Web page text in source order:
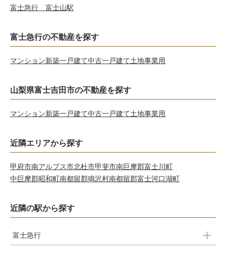
富士急行 富士山駅
富士急行の不動産を探す
マンション新築一戸建て中古一戸建て土地事業用
山梨県富士吉田市の不動産を探す
マンション新築一戸建て中古一戸建て土地事業用
近隣エリアから探す
甲府市南アルプス市北杜市甲斐市南巨摩郡富士川町
中巨摩郡昭和町南都留郡鳴沢村南都留郡富士河口湖町
近隣の駅から探す
富士急行